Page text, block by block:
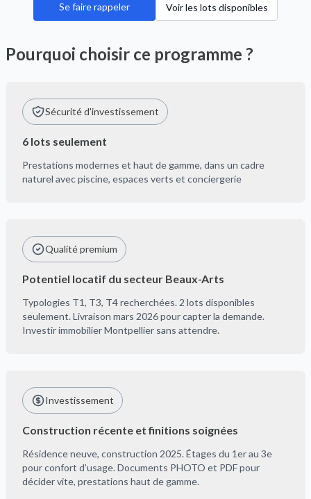
Se faire rappeler Voir les lots disponibles
Pourquoi choisir ce programme ?
Sécurité d'investissement
6 lots seulement
Prestations modernes et haut de gamme, dans un cadre
naturel avec piscine, espaces verts et conciergerie
Qualité premium
Potentiel locatif du secteur Beaux-Arts
Typologies T1, T3, T4 recherchées. 2 lots disponibles
seulement. Livraison mars 2026 pour capter la demande.
Investir immobilier Montpellier sans attendre.
Investissement
Construction récente et finitions soignées
Résidence neuve, construction 2025. Étages du 1er au 3e
pour confort d’usage. Documents PHOTO et PDF pour
décider vite, prestations haut de gamme.